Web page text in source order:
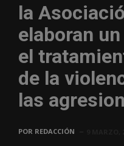
la
elaboran
el
de la
las
POR REDACCIÓN